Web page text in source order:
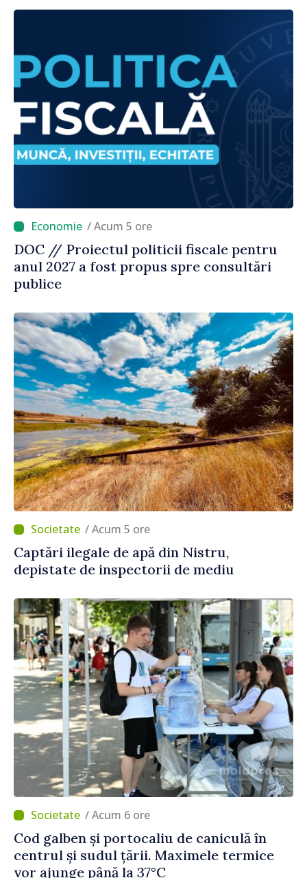
/ Acum 5 ore
DOC // Proiectul politicii fiscale pentru
anul 2027 a fost propus spre consultări
publice
/ Acum 5 ore
Captări ilegale de apă din Nistru,
depistate de inspectorii de mediu
/ Acum 6 ore
Cod galben și portocaliu de caniculă în
centrul și sudul țării. Maximele termice
vor ajunge până la 37°C